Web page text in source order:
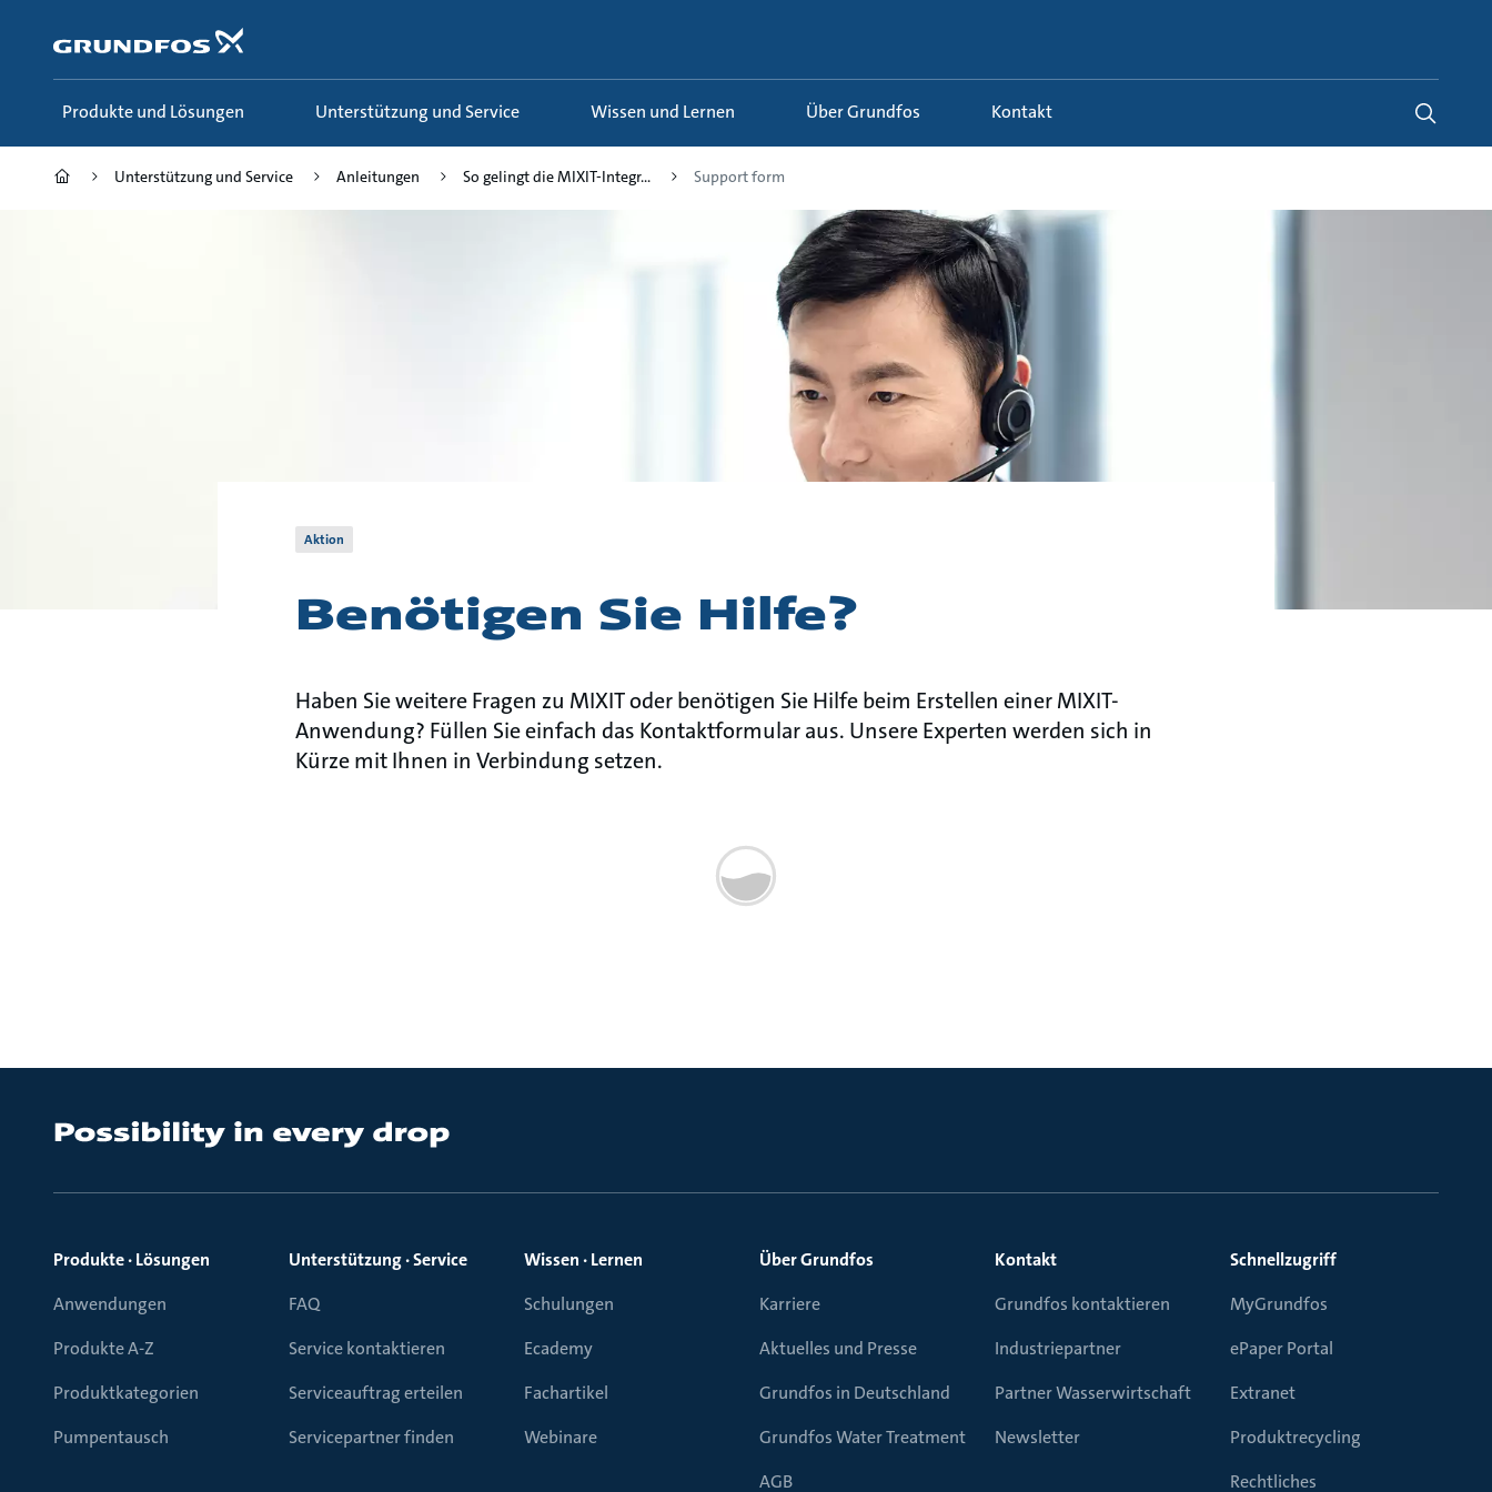
springen
Produkte und Lösungen Unterstützung und Service Wissen und Lernen Über Grundfos Kontakt
Unterstützung und Service Anleitungen So gelingt die MIXIT-Integr... Support form
Aktion
Benötigen Sie Hilfe?
Haben Sie weitere Fragen zu MIXIT oder benötigen Sie Hilfe beim Erstellen einer MIXIT-
Anwendung? Füllen Sie einfach das Kontaktformular aus. Unsere Experten werden sich in
Kürze mit Ihnen in Verbindung setzen.
Produkte · Lösungen
Anwendungen
Produkte A-Z
Produktkategorien
Pumpentausch
Unterstützung · Service
FAQ
Service kontaktieren
Serviceauftrag erteilen
Servicepartner finden
Wissen · Lernen
Schulungen
Ecademy
Fachartikel
Webinare
Über Grundfos
Karriere
Aktuelles und Presse
Grundfos in Deutschland
Grundfos Water Treatment
AGB
Kontakt
Grundfos kontaktieren
Industriepartner
Partner Wasserwirtschaft
Newsletter
Schnellzugriff
MyGrundfos
ePaper Portal
Extranet
Produktrecycling
Rechtliches